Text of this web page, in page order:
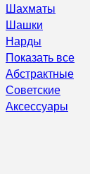
Шахматы
Шашки
Нарды
Показать все
Абстрактные
Советские
Аксессуары